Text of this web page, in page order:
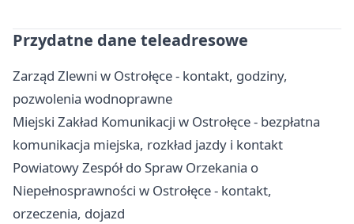
Przydatne dane teleadresowe
Zarząd Zlewni w Ostrołęce - kontakt, godziny,
pozwolenia wodnoprawne
Miejski Zakład Komunikacji w Ostrołęce - bezpłatna
komunikacja miejska, rozkład jazdy i kontakt
Powiatowy Zespół do Spraw Orzekania o
Niepełnosprawności w Ostrołęce - kontakt,
orzeczenia, dojazd